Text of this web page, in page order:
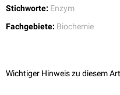
Stichworte: Enzym
Fachgebiete: Biochemie
Wichtiger Hinweis zu diesem